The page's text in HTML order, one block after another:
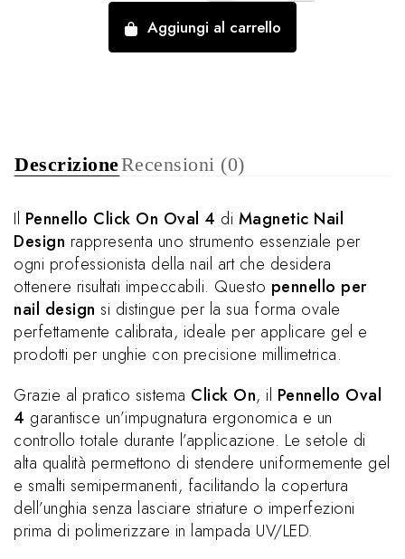
Aggiungi al carrello
DescrizioneRecensioni (0)
Il Pennello Click On Oval 4 di Magnetic Nail
Design rappresenta uno strumento essenziale per
ogni professionista della nail art che desidera
ottenere risultati impeccabili. Questo pennello per
nail design si distingue per la sua forma ovale
perfettamente calibrata, ideale per applicare gel e
prodotti per unghie con precisione millimetrica.
Grazie al pratico sistema Click On, il Pennello Oval
4 garantisce un’impugnatura ergonomica e un
controllo totale durante l’applicazione. Le setole di
alta qualità permettono di stendere uniformemente gel
e smalti semipermanenti, facilitando la copertura
dell’unghia senza lasciare striature o imperfezioni
prima di polimerizzare in lampada UV/LED.